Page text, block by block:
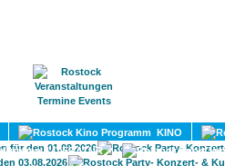
KINO
LITERATUR